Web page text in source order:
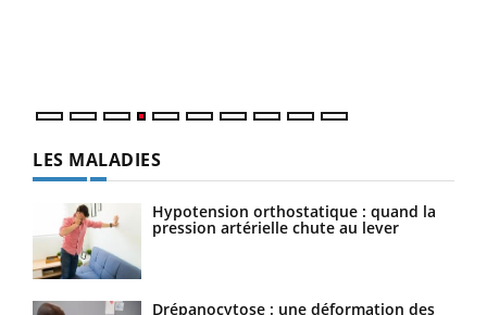
LES MALADIES
Hypotension orthostatique : quand la
pression artérielle chute au lever
Drépanocytose : une déformation des